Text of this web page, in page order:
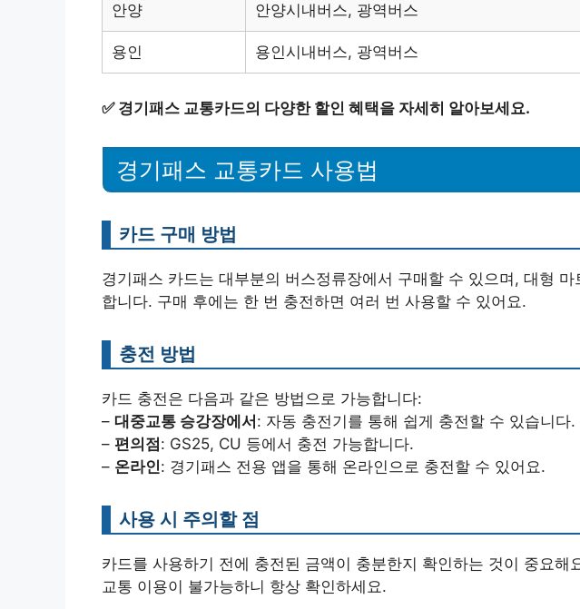
안양 안양시내버스, 광역버스
용인 용인시내버스, 광역버스
✅ 경기패스 교통카드의 다양한 할인 혜택을 자세히 알아보세요.
경기패스 교통카드 사용법
카드 구매 방법
경기패스 카드는 대부분의 버스정류장에서 구매할 수 있으며, 대형
합니다. 구매 후에는 한 번 충전하면 여러 번 사용할 수 있어요.
충전 방법
카드 충전은 다음과 같은 방법으로 가능합니다:
– 대중교통 승강장에서: 자동 충전기를 통해 쉽게 충전할 수 있습니다.
– 편의점: GS25, CU 등에서 충전 가능합니다.
– 온라인: 경기패스 전용 앱을 통해 온라인으로 충전할 수 있어요.
사용 시 주의할 점
카드를 사용하기 전에 충전된 금액이 충분한지 확인하는 것이 중요해
교통 이용이 불가능하니 항상 확인하세요.